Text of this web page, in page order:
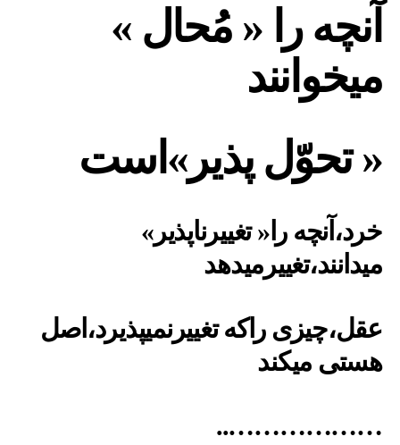
آنچه را « مُحال »
میخوانند
« تحوّل پذیر»است
خرد،آنچه را« تغییرناپذیر»
میدانند،تغییرمیدهد
عقل،چیزی راکه تغییرنمیپذیرد،اصل
هستی میکند
………………..